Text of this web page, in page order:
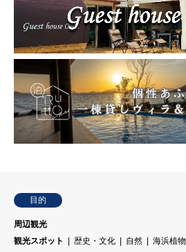
目的
周辺観光
観光スポット
歴史・文化 自然 海浜植物